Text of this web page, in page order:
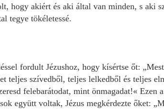
hogy akiért és aki által van minden, s aki
tegye tökéletessé.
fordult Jézushoz, hogy kísértse őt:
teljes szívedből, teljes lelkedből és teljes
felebarátodat, mint önmagadat!« Ezen
együtt voltak, Jézus megkérdezte őket: